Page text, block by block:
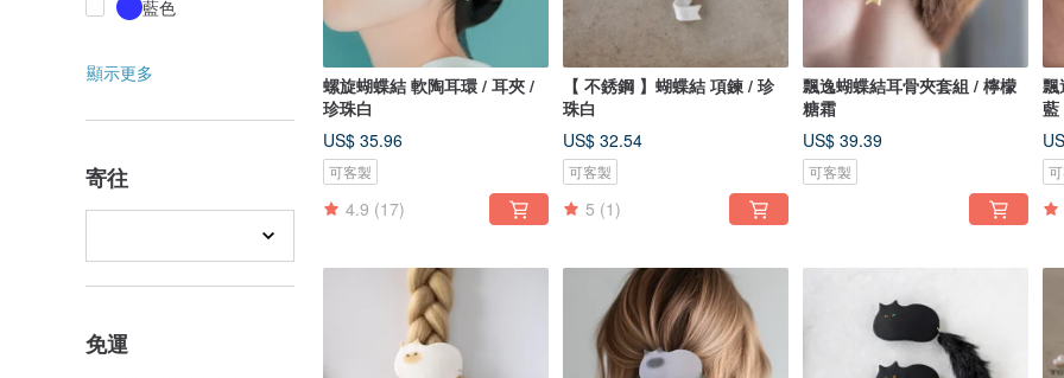
藍色
顯示更多
寄往
免運
螺旋蝴蝶結 軟陶耳環 / 耳夾 /
珍珠白
US$ 35.96
可客製
4.9 (17)
【 不銹鋼 】蝴蝶結 項鍊 / 珍
珠白
US$ 32.54
可客製
5 (1)
飄逸蝴蝶結耳骨夾套組 / 檸檬
糖霜
US$ 39.39
可客製
飄
藍